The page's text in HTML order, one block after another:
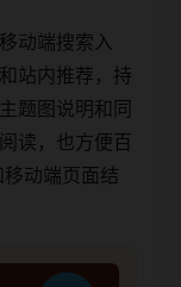
动端搜索入
站内推荐，持
题图说明和同
读，也方便百
动端页面结